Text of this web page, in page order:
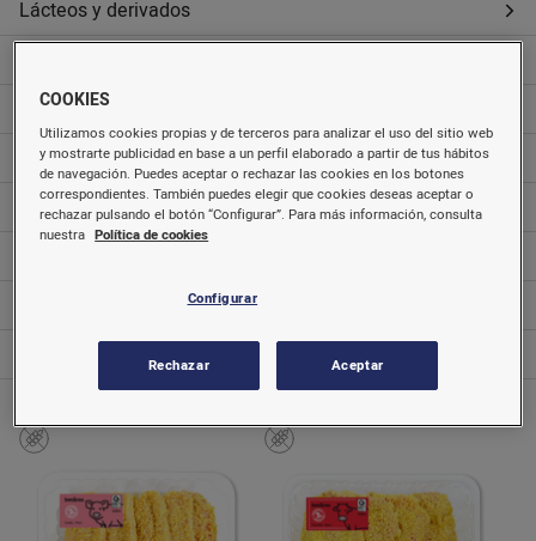
Lácteos y derivados
Pasta y harinas
Pastelería, galletas y cereales
Quesos
Sector bebé e infantil
COOKIES
Utilizamos cookies propias y de terceros para analizar el uso del sitio web
y mostrarte publicidad en base a un perfil elaborado a partir de tus hábitos
de navegación. Puedes aceptar o rechazar las cookies en los botones
correspondientes. También puedes elegir que cookies deseas aceptar o
rechazar pulsando el botón “Configurar”. Para más información, consulta
nuestra Política de cookies
Configurar
Rechazar Aceptar